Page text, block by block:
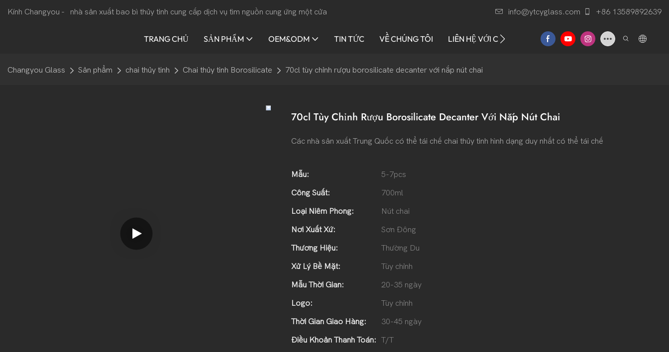
Kính Changyou - nhà sản xuất bao bì thủy tinh cung cấp dịch vụ tìm nguồn cung ứng một cửa info@ytcyglass.com +86 13589892639
TRANG CHỦ SẢN PHẨM OEM&ODM TIN TỨC VỀ CHÚNG TÔI LIÊN HỆ VỚI CHÚNG TÔI
Changyou Glass Sản phẩm chai thủy tinh Chai thủy tinh Borosilicate 70cl tùy chỉnh rượu borosilicate decanter với nắp nút chai
70cl Tùy Chỉnh Rượu Borosilicate Decanter Với Nắp Nút Chai
Các nhà sản xuất Trung Quốc có thể tái chế chai thủy tinh hình dạng duy nhất có thể tái chế
Mẫu: 5-7pcs
Công Suất: 700ml
Loại Niêm Phong: Nút chai
Nơi Xuất Xứ: Sơn Đông
Thương Hiệu: Thường Du
Xử Lý Bề Mặt: Tùy chỉnh
Mẫu Thời Gian: 20-35 ngày
Logo: Tùy chỉnh
Thời Gian Giao Hàng: 30-45 ngày
Điều Khoản Thanh Toán: T/T